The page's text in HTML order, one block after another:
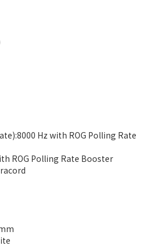
Hz with ROG Polling Rate
ROG Polling Rate Booster